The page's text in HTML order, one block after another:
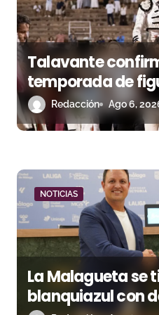
s
Talavante
temporada de
niega el premio a
Redacción Ago 6,
NOTICIAS
La Malagueta se
blanquiazul con